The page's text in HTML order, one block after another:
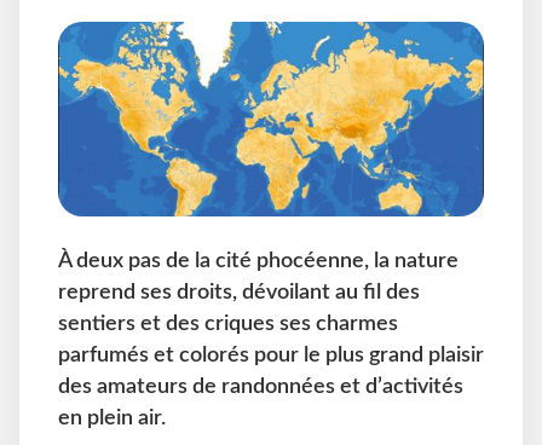
À deux pas de la cité phocéenne, la nature
reprend ses droits, dévoilant au fil des
sentiers et des criques ses charmes
parfumés et colorés pour le plus grand plaisir
des amateurs de randonnées et d’activités
en plein air.